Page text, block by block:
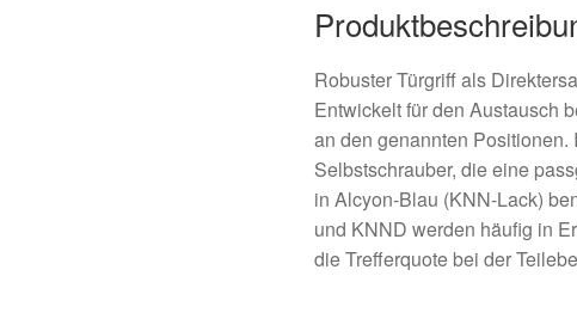
Robuster Türgriff als
Entwickelt für den Austausch
an den genannten Positionen.
Selbstschrauber, die eine
in Alcyon-Blau (KNN-Lack)
und KNND werden häufig in
die Trefferquote bei der